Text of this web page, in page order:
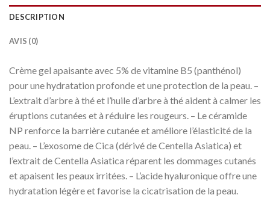
DESCRIPTION
AVIS (0)
Crème gel apaisante avec 5% de vitamine B5 (panthénol)
pour une hydratation profonde et une protection de la peau. –
L’extrait d’arbre à thé et l’huile d’arbre à thé aident à calmer les
éruptions cutanées et à réduire les rougeurs. – Le céramide
NP renforce la barrière cutanée et améliore l’élasticité de la
peau. – L’exosome de Cica (dérivé de Centella Asiatica) et
l’extrait de Centella Asiatica réparent les dommages cutanés
et apaisent les peaux irritées. – L’acide hyaluronique offre une
hydratation légère et favorise la cicatrisation de la peau.